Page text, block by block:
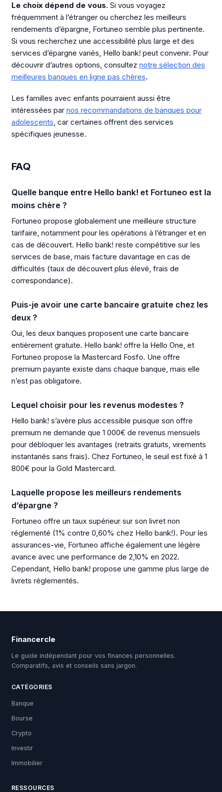
Le choix dépend de vous.Si vous voyagez
fréquemment à l’étranger ou cherchez les meilleurs
rendements d’épargne, Fortuneo semble plus pertinente.
Si vous recherchez une accessibilité plus large et des
services d’épargne variés, Hello bank! peut convenir. Pour
découvrir d’autres options, consultez notre sélection des
meilleures banques en ligne pas chères.
Les familles avec enfants pourraient aussi être
intéressées par nos recommandations de banques pour
adolescents , car certaines offrent des services
spécifiques jeunesse.
FAQ
Quelle banque entre Hello bank! et Fortuneo est la
moins chère ?
Fortuneo propose globalement une meilleure structure
tarifaire, notamment pour les opérations à l’étranger et en
cas de découvert. Hello bank! reste compétitive sur les
services de base, mais facture davantage en cas de
difficultés (taux de découvert plus élevé, frais de
correspondance).
Puis-je avoir une carte bancaire gratuite chez les
deux ?
Oui, les deux banques proposent une carte bancaire
entièrement gratuite. Hello bank! offre la Hello One, et
Fortuneo propose la Mastercard Fosfo. Une offre
premium payante existe dans chaque banque, mais elle
n’est pas obligatoire.
Lequel choisir pour les revenus modestes ?
Hello bank! s’avère plus accessible puisque son offre
premium ne demande que 1 000€ de revenus mensuels
pour débloquer les avantages (retraits gratuits, virements
instantanés sans frais). Chez Fortuneo, le seuil est fixé à 1
800€ pour la Gold Mastercard.
Laquelle propose les meilleurs rendements
d’épargne ?
Fortuneo offre un taux supérieur sur son livret non
réglementé (1% contre 0,60% chez Hello bank!). Pour les
assurances-vie, Fortuneo affiche également une légère
avance avec une performance de 2,10% en 2022.
Cependant, Hello bank! propose une gamme plus large de
livrets réglementés.
Financercle
Le guide indépendant pour vos finances personnelles.
Comparatifs, avis et conseils sans jargon.
CATÉGORIES
Banque
Bourse
Crypto
Investir
Immobilier
RESSOURCES